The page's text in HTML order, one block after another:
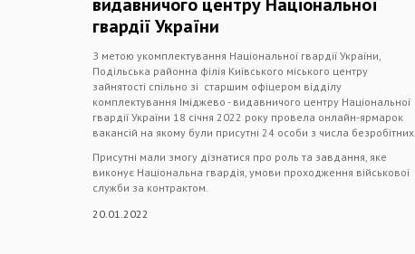
гвардії України
З метою укомплектування Національної гвардії України,
Подільська районна філія Київського міського центру
зайнятості спільно зі старшим офіцером відділу
комплектування Іміджево - видавничого центру Національної
гвардії України 18 січня 2022 року провела онлайн-ярмарок
вакансій на якому були присутні 24 особи з числа безробітних.
Присутні мали змогу дізнатися про роль та завдання, яке
виконує Національна гвардія, умови проходження військової
служби за контрактом.
20.01.2022